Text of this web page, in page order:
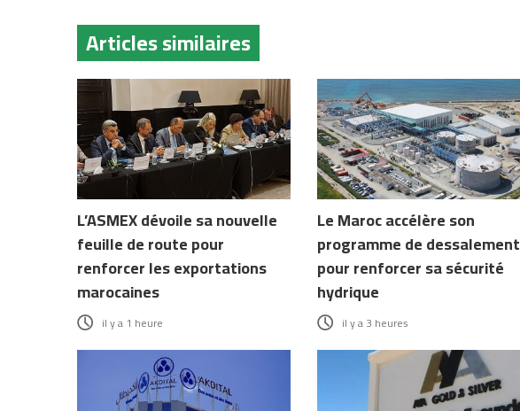
Articles similaires
L’ASMEX dévoile sa nouvelle
feuille de route pour
renforcer les exportations
marocaines
il y a 1 heure
Le Maroc accélère son
programme de dessalement
pour renforcer sa sécurité
hydrique
il y a 3 heures